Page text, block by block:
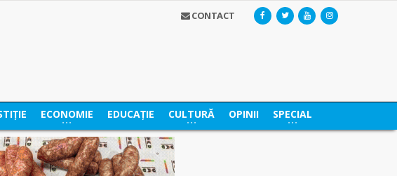
CONTACT
ECONOMIE EDUCAȚIE CULTURĂ OPINII SPECIAL